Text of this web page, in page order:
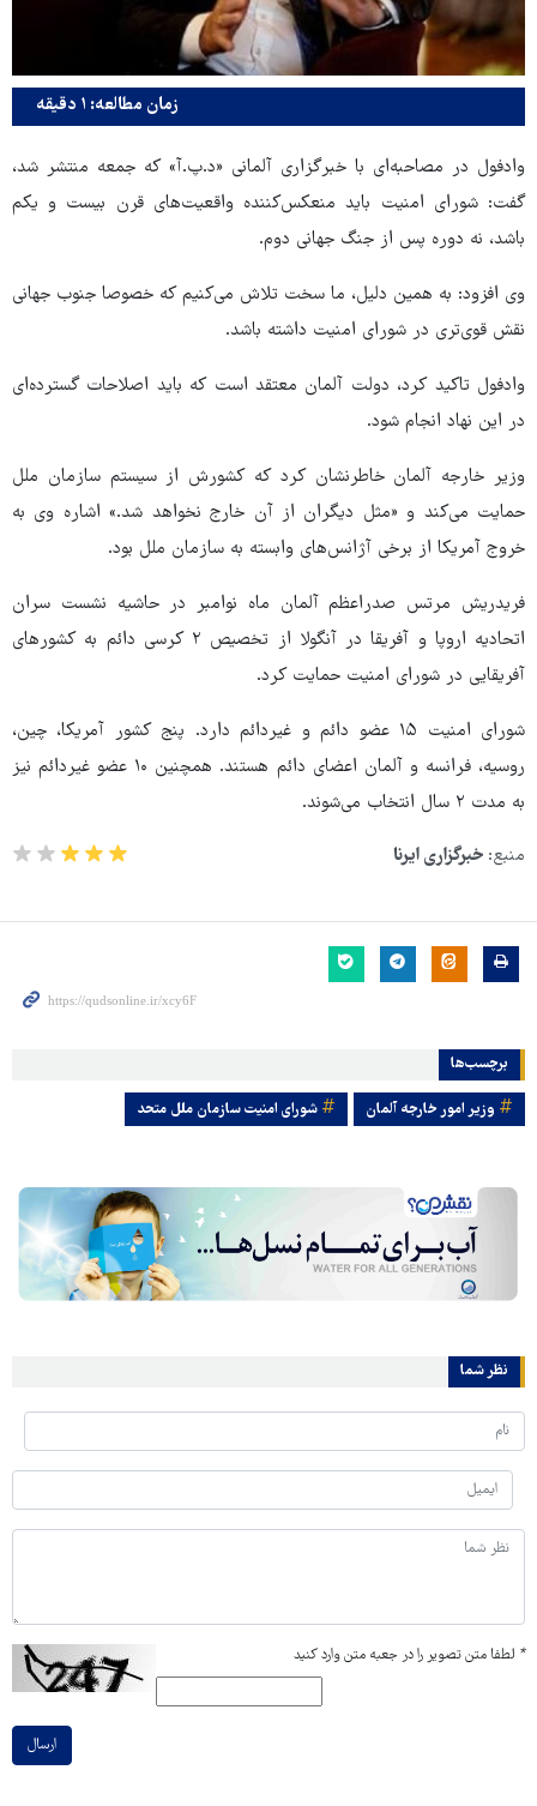
زمان مطالعه: ۱ دقیقه
وادفول در مصاحبه‌ای با خبرگزاری آلمانی «د.پ.آ» که جمعه منتشر شد،
گفت: شورای امنیت باید منعکس‌کننده واقعیت‌های قرن بیست و یکم
باشد، نه دوره پس از جنگ جهانی دوم.
وی افزود: به همین دلیل، ما سخت تلاش می‌کنیم که خصوصا جنوب جهانی
نقش قوی‌تری در شورای امنیت داشته باشد.
وادفول تاکید کرد، دولت آلمان معتقد است که باید اصلاحات گسترده‌ای
در این نهاد انجام شود.
وزیر خارجه آلمان خاطرنشان کرد که کشورش از سیستم سازمان ملل
حمایت می‌کند و «مثل دیگران از آن خارج نخواهد شد.» اشاره وی به
خروج آمریکا از برخی آژانس‌های وابسته به سازمان ملل بود.
فریدریش مرتس صدراعظم آلمان ماه نوامبر در حاشیه نشست سران
اتحادیه اروپا و آفریقا در آنگولا از تخصیص ۲ کرسی دائم به کشورهای
آفریقایی در شورای امنیت حمایت کرد.
شورای امنیت ۱۵ عضو دائم و غیردائم دارد. پنج کشور آمریکا، چین،
روسیه، فرانسه و آلمان اعضای دائم هستند. همچنین ۱۰ عضو غیردائم نیز
به مدت ۲ سال انتخاب می‌شوند.
منبع: خبرگزاری ایرنا
برچسب‌ها
وزیر امور خارجه آلمان شورای امنیت سازمان ملل متحد
نظر شما
* لطفا متن تصویر را در جعبه متن وارد کنید
ارسال